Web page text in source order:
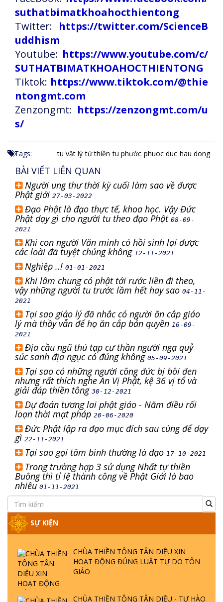
suthatbimatkhoahocthientong
Twitter: https://twitter.com/ScienceB
uddhism
Youtube: https://www.youtube.com/c/
SUTHATBIMATKHOAHOCTHIENTONG
Tiktok: https://www.tiktok.com/@thie
ntongmt.com
Zenzongmt: https://zenzongmt.com/u
s/
Tags: tu vật lý tứ thiền tu phước phuoc duc hau dong
BÀI VIẾT LIÊN QUAN
Người ung thư thời kỳ cuối làm sao về được
Phật giới 27-03-2022
Đạo Phật là đạo thực tế, khoa học. Vậy Đức
Phật dạy gì cho người tu theo đạo Phật 08-09-
2021
Khi con người Văn minh có hồi sinh lại được
các loài đã tuyệt chủng không 12-11-2021
Nghiệp ..! 01-01-2021
Khi lâm chung có phật tới rước liền đi theo,
vậy những người tu trước lầm hết hay sao 04-11-
2021
Tại sao giáo lý đã nhắc có người ăn cắp giáo
lý mà thầy vẫn để họ ăn cắp bản quyền 16-09-
2021
Địa cầu ngũ thú tạp cư thần người ngạ quỷ
súc sanh địa ngục có đúng không 05-09-2021
Tại sao có những người công đức bị bôi đen
nhưng rất thích nghe An Vị Phật, kệ 36 vị tổ và
giải đáp thiền tông 30-12-2021
Dự đoán tương lai phật giáo - Năm điều rối
loạn thời mạt pháp 20-06-2020
Đức Phật lập ra đạo mục đích sau cùng để dạy
gì 22-11-2021
Tại sao gọi tâm bình thường là đạo 17-10-2021
Trong trường hợp 3 sử dụng Nhất tự thiền
Buông thì tỉ lệ thành công về Phật Giới là bao
nhiêu01-11-2021
SỰ KIỆN
CHÙA THIỀN TÔNG TÂN DIỆU XIN
HOẠT ĐỘNG ĐÚNG LUẬT TỰ DO TÔN
GIÁO
CHÙA THIỀN TÔNG TÂN DIỆU - TỰ HÀO